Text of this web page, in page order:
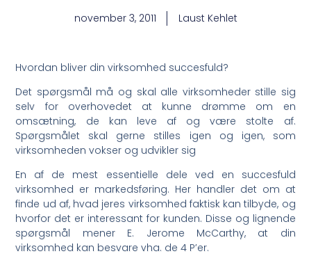
november 3, 2011 Laust Kehlet
Hvordan bliver din virksomhed succesfuld?
Det spørgsmål må og skal alle virksomheder stille sig
selv for overhovedet at kunne drømme om en
omsætning, de kan leve af og være stolte af.
Spørgsmålet skal gerne stilles igen og igen, som
virksomheden vokser og udvikler sig
En af de mest essentielle dele ved en succesfuld
virksomhed er markedsføring. Her handler det om at
finde ud af, hvad jeres virksomhed faktisk kan tilbyde, og
hvorfor det er interessant for kunden. Disse og lignende
spørgsmål mener E. Jerome McCarthy, at din
virksomhed kan besvare vha. de 4 P’er.